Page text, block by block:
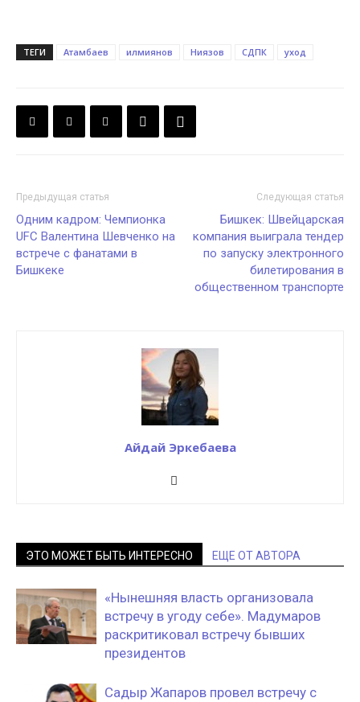
ТЕГИ Атамбаев илмиянов Ниязов СДПК уход
Предыдущая статья
Одним кадром: Чемпионка
UFC Валентина Шевченко на
встрече с фанатами в
Бишкеке
Следующая статья
Бишкек: Швейцарская
компания выиграла тендер
по запуску электронного
билетирования в
общественном транспорте
Айдай Эркебаева
ЭТО МОЖЕТ БЫТЬ ИНТЕРЕСНО ЕЩЕ ОТ АВТОРА
«Нынешняя власть организовала
встречу в угоду себе». Мадумаров
раскритиковал встречу бывших
президентов
Садыр Жапаров провел встречу с